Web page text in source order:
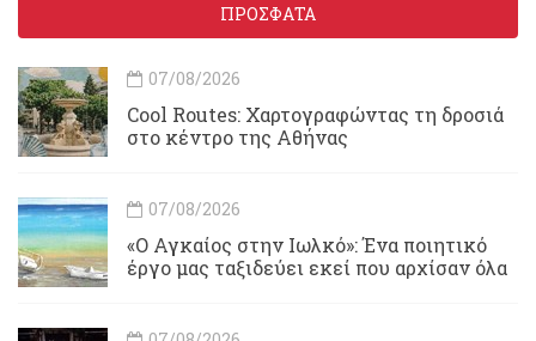
ΠΡΟΣΦΑΤΑ
07/08/2026
Cool Routes: Χαρτογραφώντας τη δροσιά
στο κέντρο της Αθήνας
07/08/2026
«Ο Αγκαίος στην Ιωλκό»: Ένα ποιητικό
έργο μας ταξιδεύει εκεί που αρχίσαν όλα